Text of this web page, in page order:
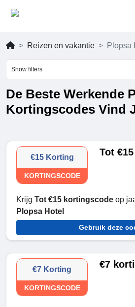
Reizen en vakantie Plopsa
Show filters
De Beste Werkende
Kortingscodes Vind
€15 Korting
KORTINGSCODE
Tot
Krijg Tot €15 kortingscode op
Plopsa Hotel
Gebruik deze
€7 Korting
KORTINGSCODE
€7